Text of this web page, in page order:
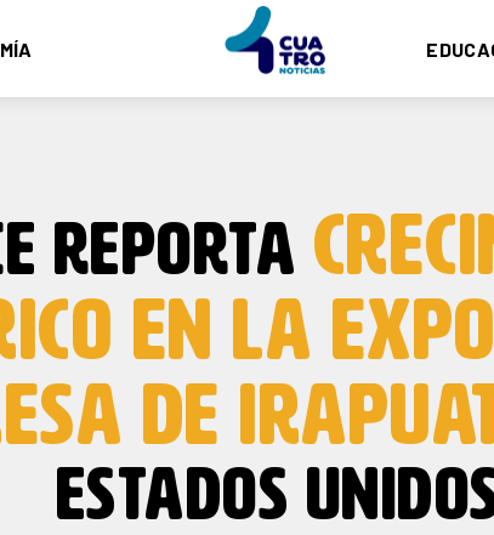
REPORTA
EN LA
DE
ESTADOS